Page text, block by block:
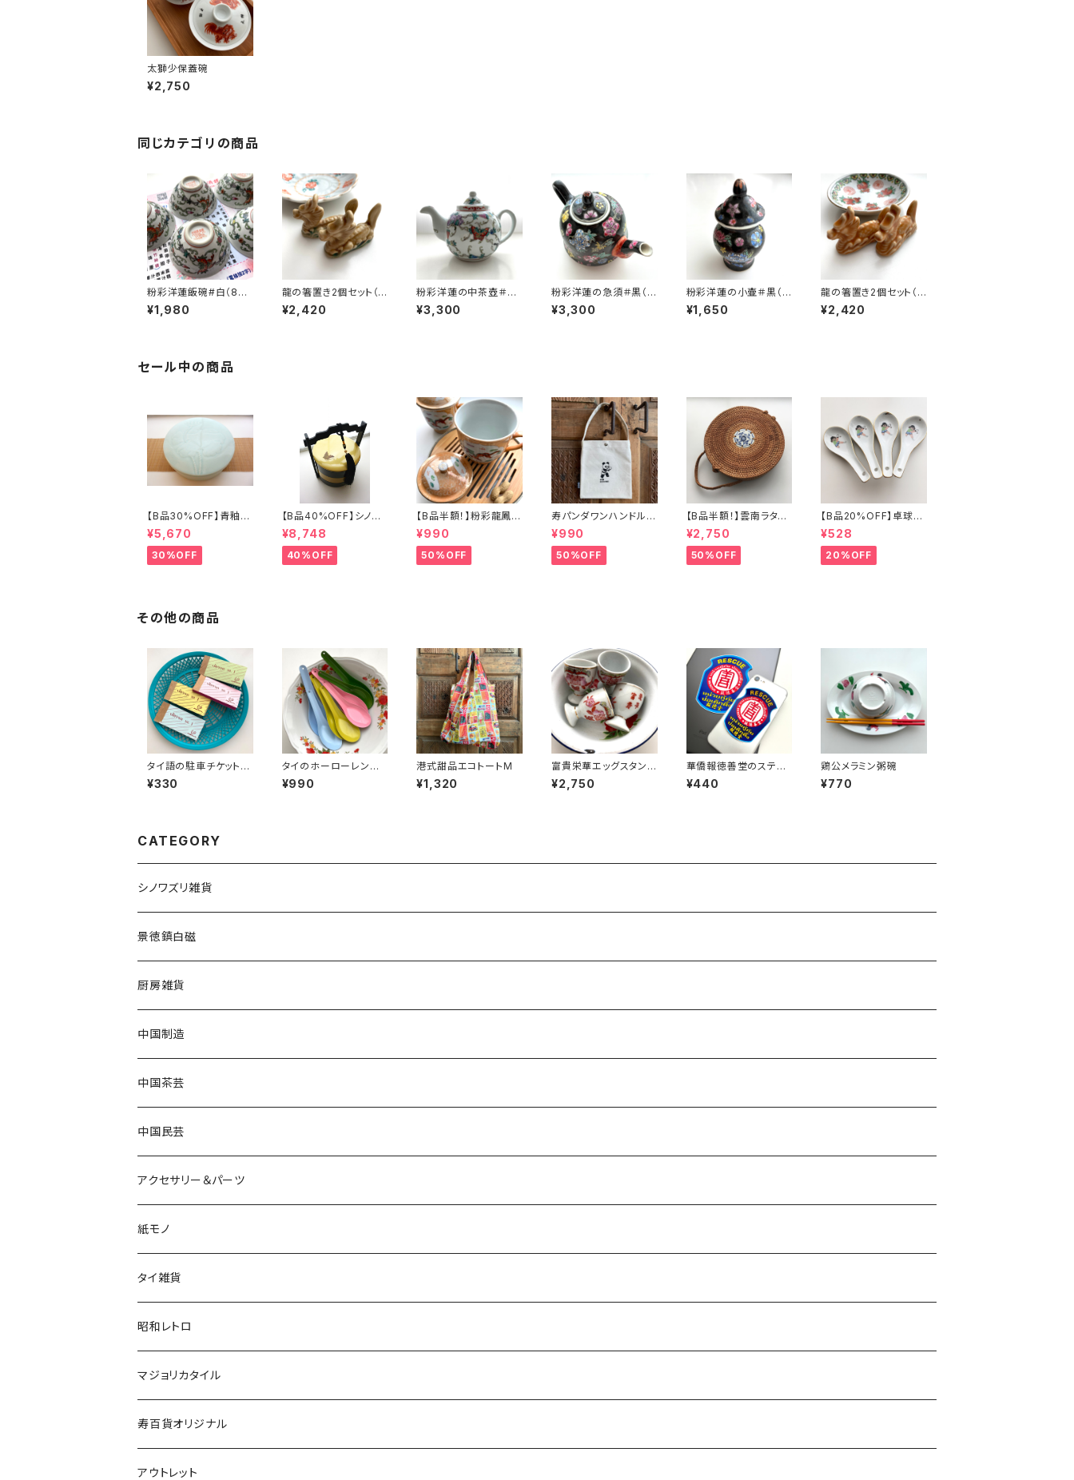
太獅少保蓋碗
¥2,750
同じカテゴリの商品
粉彩洋蓮飯碗#白（80
年代景徳鎮デッドストッ
ク）
¥1,980
龍の箸置き2個セット（2
トーン）
¥2,420
粉彩洋蓮の中茶壺＃白
（80年代景徳鎮デッドス
トック）
¥3,300
粉彩洋蓮の急須＃黒（8
0年代景徳鎮デッドスト
ック）
¥3,300
粉彩洋蓮の小壷＃黒（8
0年代景徳鎮デッドスト
ック）
¥1,650
龍の箸置き2個セット（モ
ノトーン）
¥2,420
セール中の商品
【B品30%OFF】青釉瓷
蓋付盒（蓮の実）
¥5,670
30%OFF
【B品40%OFF】シノワ
ズリ手提げ三段重「バタ
フライ」
¥8,748
40%OFF
【B品半額！】粉彩龍鳳図
蓋碗（80年代景徳鎮デ
ッドストック）
¥990
50%OFF
寿パンダワンハンドルバ
ッグ
¥990
50%OFF
【B品半額！】雲南ラタン
カゴバッグ
¥2,750
50%OFF
【B品20%OFF】卓球少
年レンゲ
¥528
20%OFF
その他の商品
タイ語の駐車チケット
「No.1」
¥330
タイのホーローレンゲ
セット（ペールカラー）
¥990
港式甜品エコトートM
¥1,320
富貴栄華エッグスタンド
（70年代景徳鎮デッドス
トック）
¥2,750
華僑報徳善堂のステッ
カー（大小2枚セット）
¥440
鶏公メラミン粥碗
¥770
CATEGORY
シノワズリ雑貨
景徳鎮白磁
厨房雑貨
中国制造
中国茶芸
中国民芸
アクセサリー＆パーツ
紙モノ
タイ雑貨
昭和レトロ
マジョリカタイル
寿百貨オリジナル
アウトレット